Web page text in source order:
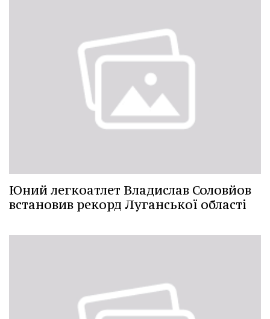
Юний легкоатлет Владислав Соловйов
встановив рекорд Луганської області